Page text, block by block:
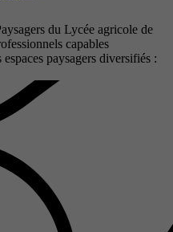
du Lycée agricole de
capables
paysagers diversifiés :